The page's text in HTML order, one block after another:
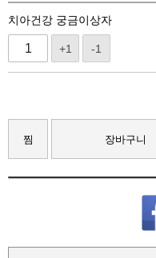
치아건강 궁금이상자
+1 -1
찜 장바구니